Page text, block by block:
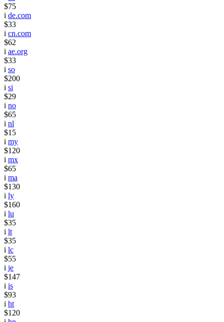
$75
i de.com
$33
i cn.com
$62
i ae.org
$33
i so
$200
i si
$29
i no
$65
i nl
$15
i my
$120
i mx
$65
i ma
$130
i ly
$160
i lu
$35
i lt
$35
i lc
$55
i je
$147
i is
$93
i ht
$120